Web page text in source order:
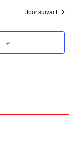
Jour suivant